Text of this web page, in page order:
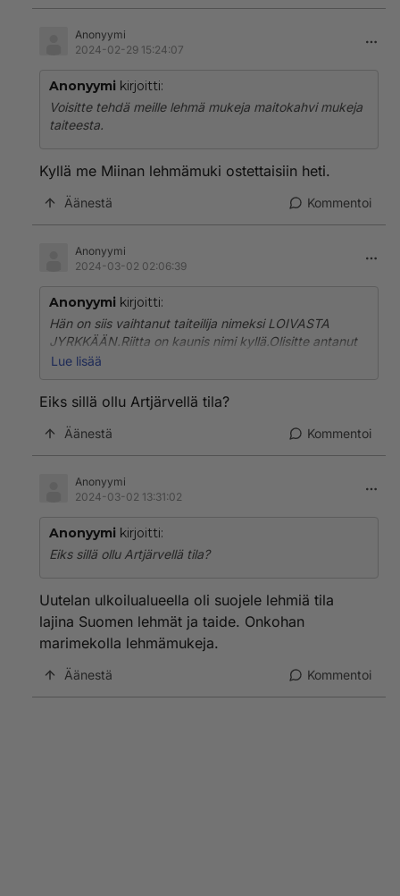
Anonyymi
2024-02-29 15:24:07
Anonyymi kirjoitti:
Voisitte tehdä meille lehmä mukeja maitokahvi mukeja
taiteesta.
Kyllä me Miinan lehmämuki ostettaisiin heti.
Äänestä Kommentoi
Anonyymi
2024-03-02 02:06:39
Anonyymi kirjoitti:
Hän on siis vaihtanut taiteilija nimeksi LOIVASTA
JYRKKÄÄN.Riitta on kaunis nimi kyllä.Olisitte antanut
Miinalle maatilan vaikka maalta missä niitä nyt onkin
toteuttaa lehmiä pelastaa.Toivottavasti ei uhrannut
vaikka toki karja eläimiä syödään.Kiduttamatta
kuolleita.Taiteeseen kuuluu että on tilaa luovuudelle.
Lue lisää
Eiks sillä ollu Artjärvellä tila?
Äänestä Kommentoi
Anonyymi
2024-03-02 13:31:02
Anonyymi kirjoitti:
Eiks sillä ollu Artjärvellä tila?
Uutelan ulkoilualueella oli suojele lehmiä tila
lajina Suomen lehmät ja taide. Onkohan
marimekolla lehmämukeja.
Äänestä Kommentoi